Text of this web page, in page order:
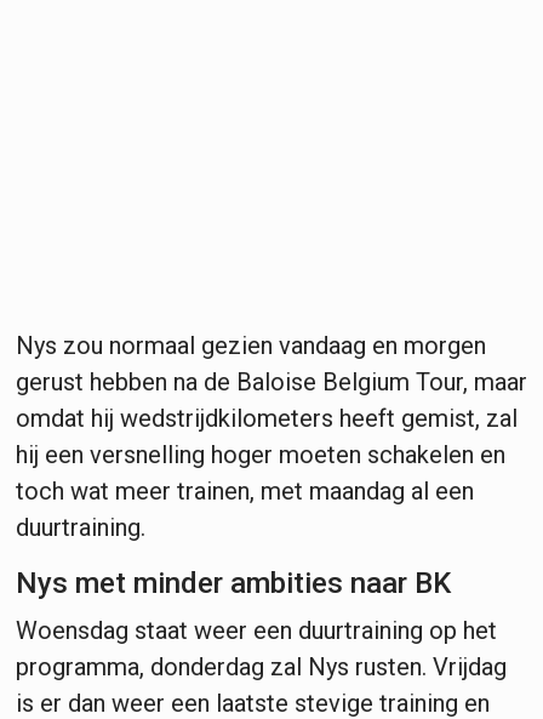
Nys zou normaal gezien vandaag en morgen
gerust hebben na de Baloise Belgium Tour, maar
omdat hij wedstrijdkilometers heeft gemist, zal
hij een versnelling hoger moeten schakelen en
toch wat meer trainen, met maandag al een
duurtraining.
Nys met minder ambities naar BK
Woensdag staat weer een duurtraining op het
programma, donderdag zal Nys rusten. Vrijdag
is er dan weer een laatste stevige training en